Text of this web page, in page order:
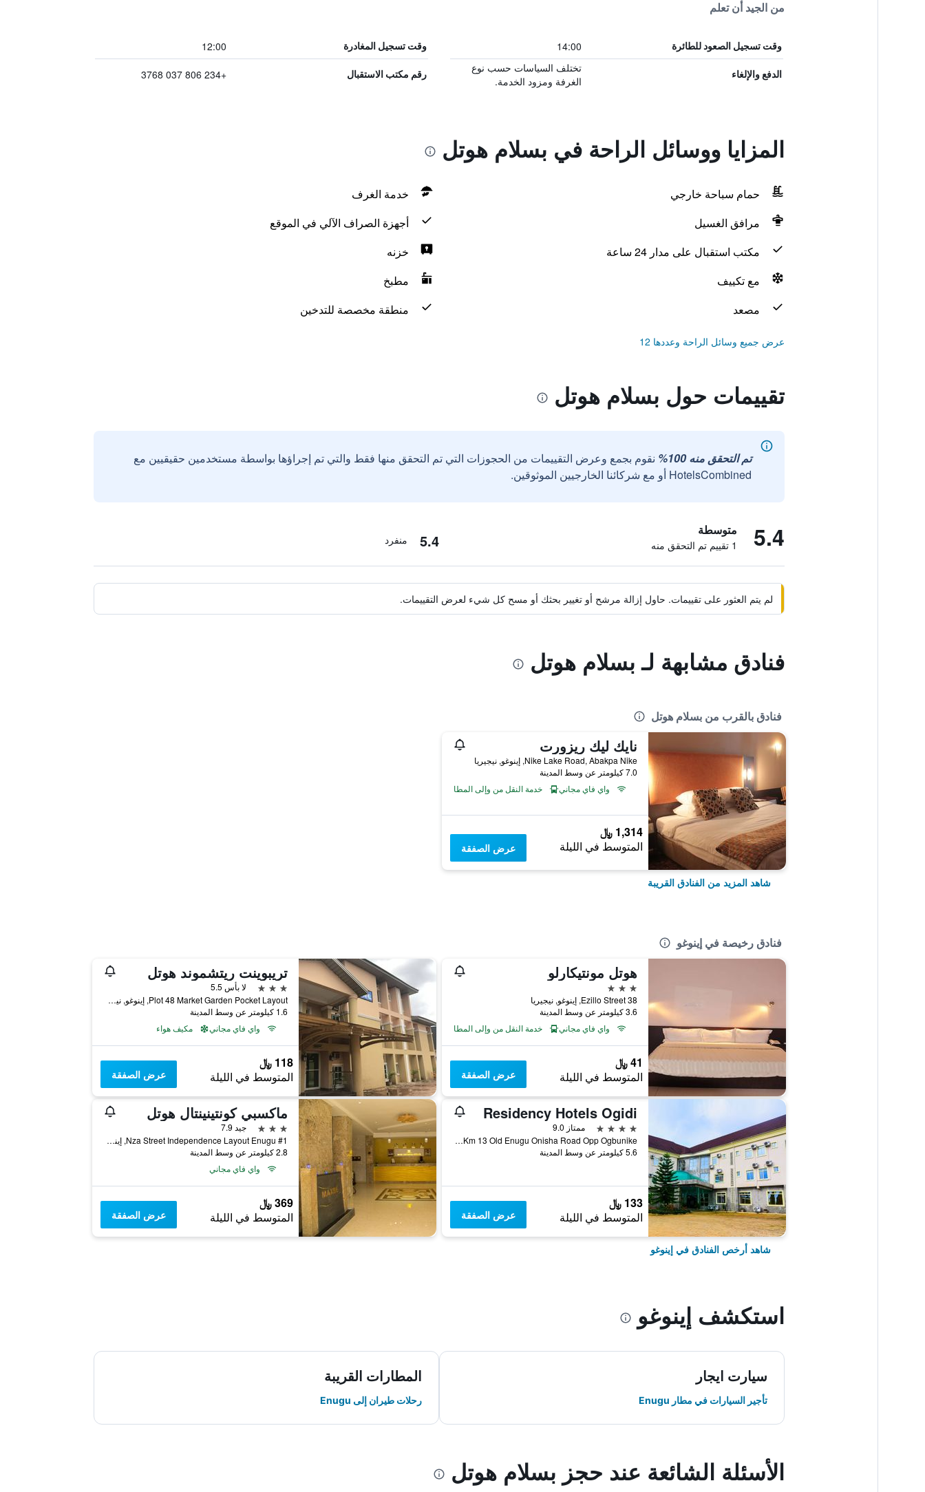
من الجيد أن تعلم
وقت تسجيل الصعود للطائرة 14:00 وقت تسجيل المغادرة 12:00
الدفع والإلغاء
تختلف السياسات حسب نوع
الغرفة ومزود الخدمة.
رقم مكتب الاستقبال +234 806 037 3768
المزايا ووسائل الراحة في بسلام هوتل
حمام سباحة خارجي
خدمة الغرف
مرافق الغسيل
أجهزة الصراف الآلي في الموقع
مكتب استقبال على مدار 24 ساعة
خزنه
مع تكييف
مطبخ
مصعد
منطقة مخصصة للتدخين
عرض جميع وسائل الراحة وعددها 12
تقييمات حول بسلام هوتل
تم التحقق منه 100%
نقوم بجمع وعرض التقييمات من الحجوزات التي تم التحقق منها فقط والتي تم إجراؤها بواسطة مستخدمين حقيقيين مع
HotelsCombined أو مع شركائنا الخارجيين الموثوقين.
5.4 متوسطة
1 تقييم تم التحقق منه 5.4 منفرد
لم يتم العثور على تقييمات. حاول إزالة مرشح أو تغيير بحثك أو مسح كل شيء لعرض التقييمات.
فنادق مشابهة لـ بسلام هوتل
فنادق بالقرب من بسلام هوتل
نايك ليك ريزورت
Nike Lake Road, Abakpa Nike, إينوغو, نيجيريا
7.0 كيلومتر عن وسط المدينة
واي فاي مجاني
خدمة النقل من وإلى المطار
1,314 ﷼
المتوسط في الليلة عرض الصفقة
شاهد المزيد من الفنادق القريبة
فنادق رخيصة في إينوغو
هوتل مونتيكارلو
3 نجوم
38 Ezillo Street, إينوغو, نيجيريا
3.6 كيلومتر عن وسط المدينة
واي فاي مجاني
خدمة النقل من وإلى المطار
41 ﷼
المتوسط في الليلة عرض الصفقة
تريبوينت ريتشموند هوتل
3 نجوم
لا بأس 5.5
Plot 48 Market Garden Pocket Layout, إينوغو, نيجيريا
1.6 كيلومتر عن وسط المدينة
واي فاي مجاني
مكيف هواء
118 ﷼
المتوسط في الليلة عرض الصفقة
Residency Hotels Ogidi
4 نجوم
ممتاز 9.0
Km 13 Old Enugu Onisha Road Opp Ogbunike, إينوغو, نيجيريا
5.6 كيلومتر عن وسط المدينة
133 ﷼
المتوسط في الليلة عرض الصفقة
ماكسبي كونتينينتال هوتل
3 نجوم
جيد 7.9
#1 Nza Street Independence Layout Enugu, إينوغو, نيجيريا
2.8 كيلومتر عن وسط المدينة
واي فاي مجاني
369 ﷼
المتوسط في الليلة عرض الصفقة
شاهد أرخص الفنادق في إينوغو
استكشف إينوغو
سيارت ايجار
تأجير السيارات في مطار Enugu
المطارات القريبة
رحلات طيران إلى Enugu
الأسئلة الشائعة عند حجز بسلام هوتل